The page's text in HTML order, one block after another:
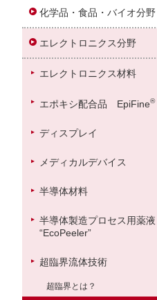
化学品・食品・バイオ分野
エレクトロニクス分野
エレクトロニクス材料
エポキシ配合品 EpiFine®
ディスプレイ
メディカルデバイス
半導体材料
半導体製造プロセス用薬液
“EcoPeeler”
超臨界流体技術
超臨界とは？